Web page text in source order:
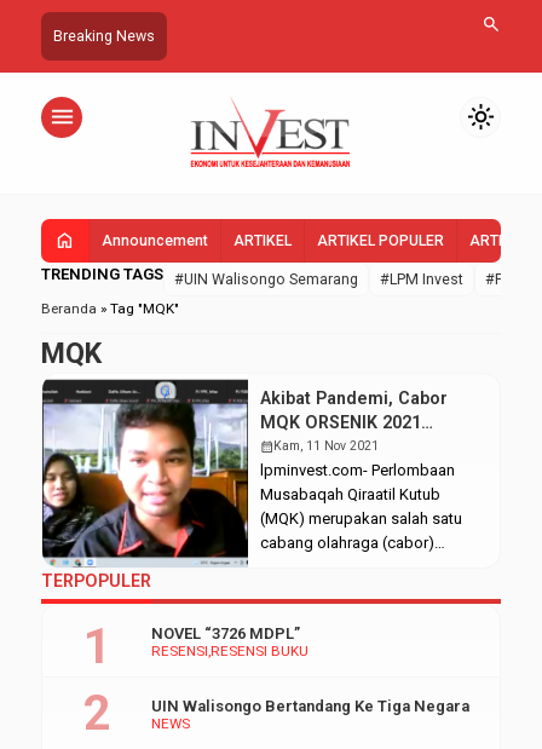
Breaking News search
menu light_mode
home Announcement ARTIKEL ARTIKEL POPULER ARTIKEL
TRENDING TAGS #UIN Walisongo Semarang #LPM Invest
#FEBI
Beranda » Tag "MQK"
MQK
Akibat Pandemi, Cabor
MQK ORSENIK 2021
Dilaksanakan Secara
Daring
calendar_monthKam, 11 Nov 2021
lpminvest.com- Perlombaan
Musabaqah Qiraatil Kutub
(MQK) merupakan salah satu
cabang olahraga (cabor)
pada Rabu, (10/11/2021).
media Zoom Meeting dengan
TERPOPULER
RESENSI RESENSI BUKU
NOVEL “3726 MDPL”
NEWS
UIN Walisongo Bertandang Ke Tiga Negara